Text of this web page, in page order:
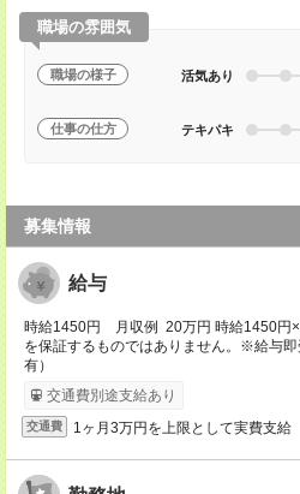
職場の雰囲気
職場の様子 活気あり
仕事の仕方 テキパキ
募集情報
給与
時給1450円 月収例 20万円 時給1450円
を保証するものではありません。※給与
有）
交通費別途支給あり
交通費 1ヶ月3万円を上限として実費支給